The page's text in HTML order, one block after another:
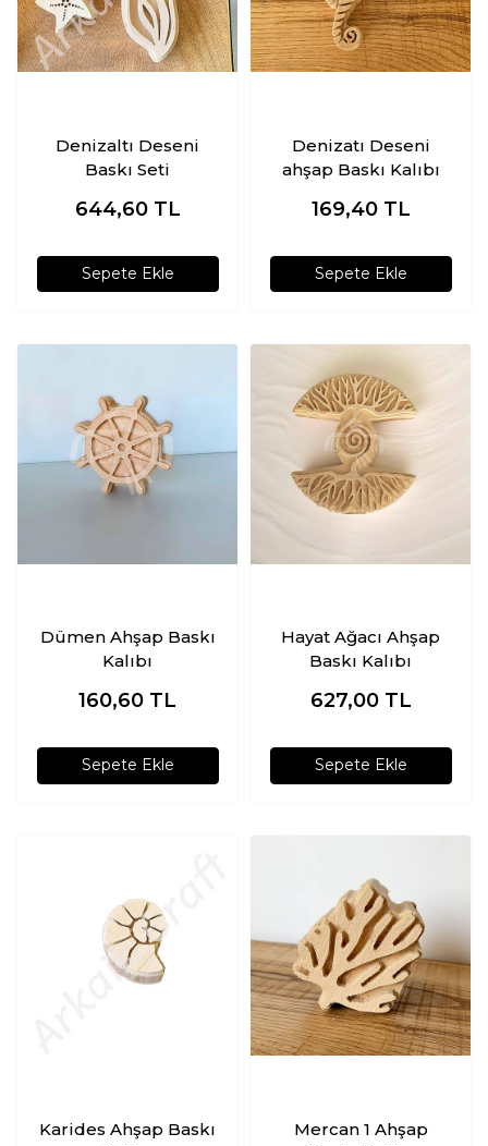
Denizaltı Deseni
Baskı Seti
644,60 TL
Sepete Ekle
Denizatı Deseni
ahşap Baskı Kalıbı
169,40 TL
Sepete Ekle
Dümen Ahşap Baskı
Kalıbı
160,60 TL
Sepete Ekle
Hayat Ağacı Ahşap
Baskı Kalıbı
627,00 TL
Sepete Ekle
Karides Ahşap Baskı
Mercan 1 Ahşap